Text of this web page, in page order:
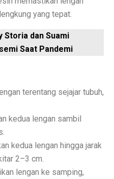
Mengubah Pengelolaan Informasi di
Kolaborasi di Industri,
Berkelas Kemkomdigi:
Perbandingan Harga dan Fitur!
vs Nmax 155, Lihat Spesifikasi
Terkencang 2025, Bukan
Teknologi yang Buka Peluang
Ngelag, Infinix GT 30 Jadi
yang tepat.
Storia dan Suami
Saat Pandemi
terentang sejajar tubuh,
kedua lengan sambil
kedua lengan hingga jarak
2–3 cm.
lengan ke samping,